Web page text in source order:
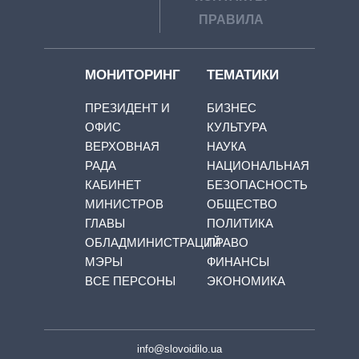
ПРАВИЛА
МОНИТОРИНГ
ПРЕЗИДЕНТ И
ОФИС
ВЕРХОВНАЯ
РАДА
КАБИНЕТ
МИНИСТРОВ
ГЛАВЫ
ОБЛАДМИНИСТРАЦИЙ
МЭРЫ
ВСЕ ПЕРСОНЫ
ТЕМАТИКИ
БИЗНЕС
КУЛЬТУРА
НАУКА
НАЦИОНАЛЬНАЯ
БЕЗОПАСНОСТЬ
ОБЩЕСТВО
ПОЛИТИКА
ПРАВО
ФИНАНСЫ
ЭКОНОМИКА
info@slovoidilo.ua